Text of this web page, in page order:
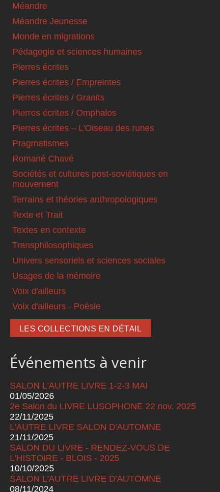
Méandre
Méandre Jeunesse
Monde en migrations
Pédagogie et sciences humaines
Pierres écrites
Pierres écrites / Empreintes
Pierres écrites / Granits
Pierres écrites / Omphalos
Pierres écrites – L'Oiseau des runes
Pragmatismes
Romané Chavé
Sociétés et cultures post-soviétiques en
mouvement
Terrains et théories anthropologiques
Texte et Trait
Textes en contexte
Transphilosophiques
Univers sensoriels et sciences sociales
Usages de la mémoire
Voix d'ailleurs
Voix d'ailleurs - Poésie
LES COLLECTIONS EN DÉTAIL
Événements à venir
SALON L'AUTRE LIVRE 1-2-3 MAI
01/05/2026
2e Salon du LIVRE LUSOPHONE 22 nov. 2025
22/11/2025
L'AUTRE LIVRE SALON D'AUTOMNE
21/11/2025
SALON DU LIVRE - RENDEZ-VOUS DE
L'HISTOIRE - BLOIS - 2025
10/10/2025
SALON L'AUTRE LIVRE D'AUTOMNE
08/11/2024